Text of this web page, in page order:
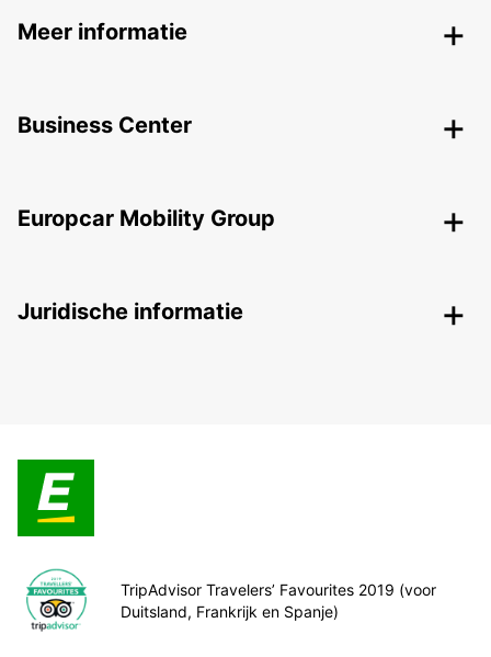
Meer informatie
Business Center
Europcar Mobility Group
Juridische informatie
TripAdvisor Travelers’ Favourites 2019 (voor
Duitsland, Frankrijk en Spanje)